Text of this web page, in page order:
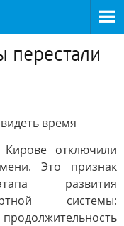
перестали
время
отключили
Это признак
развития
системы: